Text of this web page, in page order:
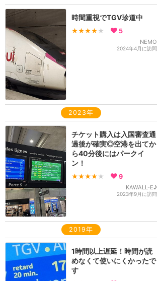
時間重視でTGV珍道中
★★★★ ★ 5
NEMO
2024年4月に訪問
2023年
チケット購入は入国審査通
過後が確実◎空港を出てか
ら40分後にはパークイ
ン！
★★★★ ★ 9
KAWALL-E♪
2023年9月に訪問
2019年
1時間以上遅延！時間が読
めなくて使いにくかったで
す